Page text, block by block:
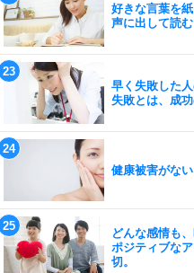
好きな言葉を
声に出して読
早く失敗した人
失敗とは、成功
健康被害がな
どんな感情も
ポジティブな
切。